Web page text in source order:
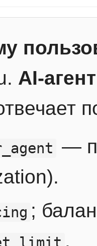
AI-агент
—
;
.